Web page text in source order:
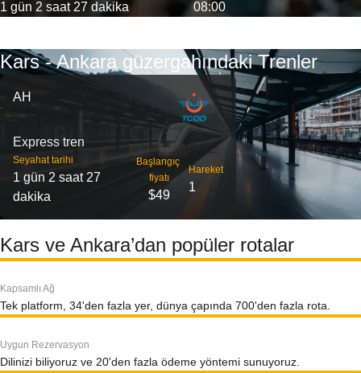
1 gün 2 saat 27 dakika 08:00
Kars - Ankara güzergahındaki Trenler
AH
Express tren
Seyahat tarihi
1 gün 2 saat 27
dakika
Başlangıç ​​
fiyatı
$49
Hareket
1
Kars ve Ankara’dan popüler rotalar
Kapsamlı Ağ
Tek platform, 34'den fazla yer, dünya çapında 700'den fazla rota.
Uygun Rezervasyon
Dilinizi biliyoruz ve 20'den fazla ödeme yöntemi sunuyoruz.